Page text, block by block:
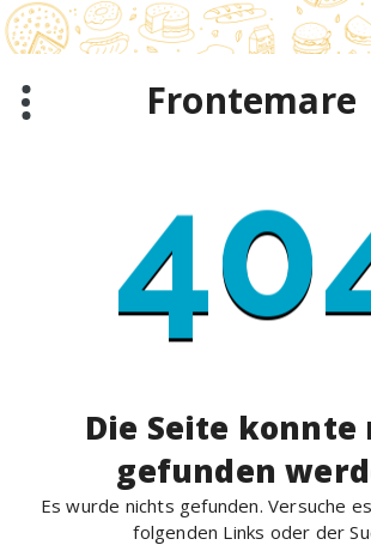
Zum
Inhalt
springen
Frontemare
Die Seite konnte
gefunden
Es wurde nichts gefunden. Versuche
folgenden Links oder der